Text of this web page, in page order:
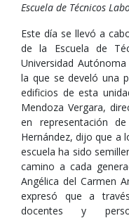
Escuela de Técnicos
Este día se llevó a
de la Escuela de
Universidad
la que se develó una
edificios de esta
Mendoza Vergara,
en representación
Hernández, dijo que a
escuela ha sido
camino a cada
Angélica del Carmen
expresó que a
docentes y